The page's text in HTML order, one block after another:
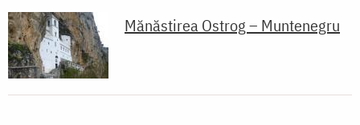
Mănăstirea Ostrog – Muntenegru